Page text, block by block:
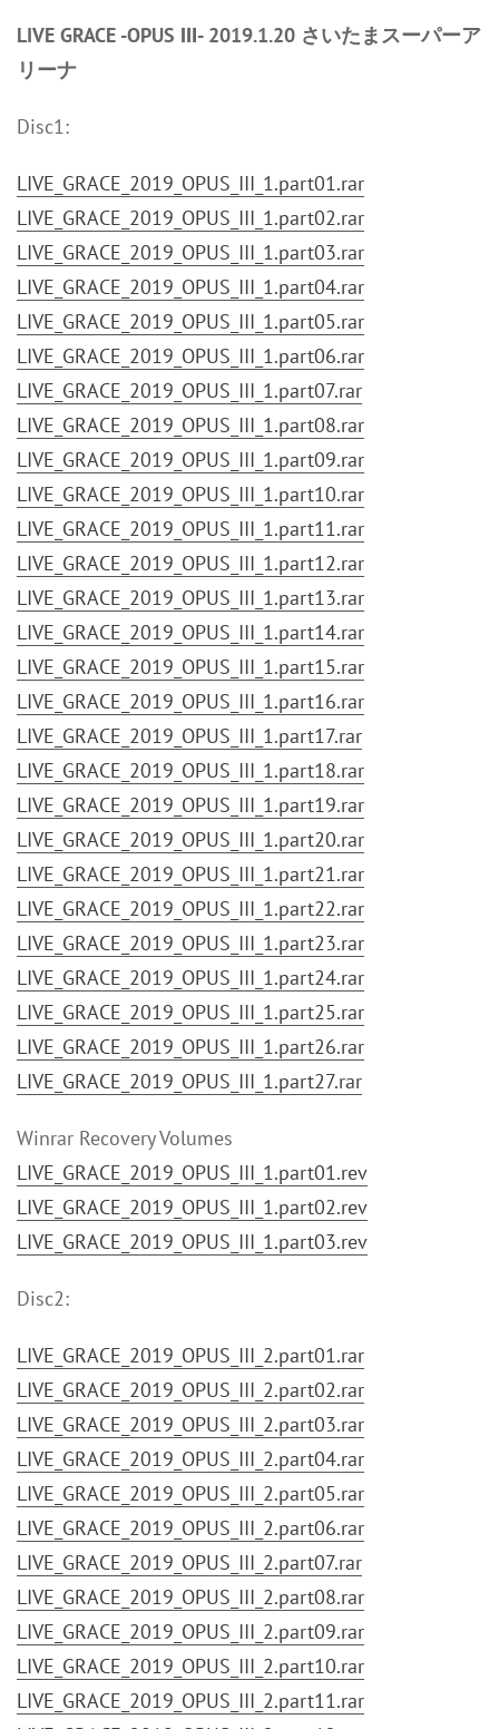
LIVE GRACE -OPUS Ⅲ- 2019.1.20 さいたまスーパーア
リーナ
Disc1:
LIVE_GRACE_2019_OPUS_III_1.part01.rar
LIVE_GRACE_2019_OPUS_III_1.part02.rar
LIVE_GRACE_2019_OPUS_III_1.part03.rar
LIVE_GRACE_2019_OPUS_III_1.part04.rar
LIVE_GRACE_2019_OPUS_III_1.part05.rar
LIVE_GRACE_2019_OPUS_III_1.part06.rar
LIVE_GRACE_2019_OPUS_III_1.part07.rar
LIVE_GRACE_2019_OPUS_III_1.part08.rar
LIVE_GRACE_2019_OPUS_III_1.part09.rar
LIVE_GRACE_2019_OPUS_III_1.part10.rar
LIVE_GRACE_2019_OPUS_III_1.part11.rar
LIVE_GRACE_2019_OPUS_III_1.part12.rar
LIVE_GRACE_2019_OPUS_III_1.part13.rar
LIVE_GRACE_2019_OPUS_III_1.part14.rar
LIVE_GRACE_2019_OPUS_III_1.part15.rar
LIVE_GRACE_2019_OPUS_III_1.part16.rar
LIVE_GRACE_2019_OPUS_III_1.part17.rar
LIVE_GRACE_2019_OPUS_III_1.part18.rar
LIVE_GRACE_2019_OPUS_III_1.part19.rar
LIVE_GRACE_2019_OPUS_III_1.part20.rar
LIVE_GRACE_2019_OPUS_III_1.part21.rar
LIVE_GRACE_2019_OPUS_III_1.part22.rar
LIVE_GRACE_2019_OPUS_III_1.part23.rar
LIVE_GRACE_2019_OPUS_III_1.part24.rar
LIVE_GRACE_2019_OPUS_III_1.part25.rar
LIVE_GRACE_2019_OPUS_III_1.part26.rar
LIVE_GRACE_2019_OPUS_III_1.part27.rar
Winrar Recovery Volumes
LIVE_GRACE_2019_OPUS_III_1.part01.rev
LIVE_GRACE_2019_OPUS_III_1.part02.rev
LIVE_GRACE_2019_OPUS_III_1.part03.rev
Disc2:
LIVE_GRACE_2019_OPUS_III_2.part01.rar
LIVE_GRACE_2019_OPUS_III_2.part02.rar
LIVE_GRACE_2019_OPUS_III_2.part03.rar
LIVE_GRACE_2019_OPUS_III_2.part04.rar
LIVE_GRACE_2019_OPUS_III_2.part05.rar
LIVE_GRACE_2019_OPUS_III_2.part06.rar
LIVE_GRACE_2019_OPUS_III_2.part07.rar
LIVE_GRACE_2019_OPUS_III_2.part08.rar
LIVE_GRACE_2019_OPUS_III_2.part09.rar
LIVE_GRACE_2019_OPUS_III_2.part10.rar
LIVE_GRACE_2019_OPUS_III_2.part11.rar